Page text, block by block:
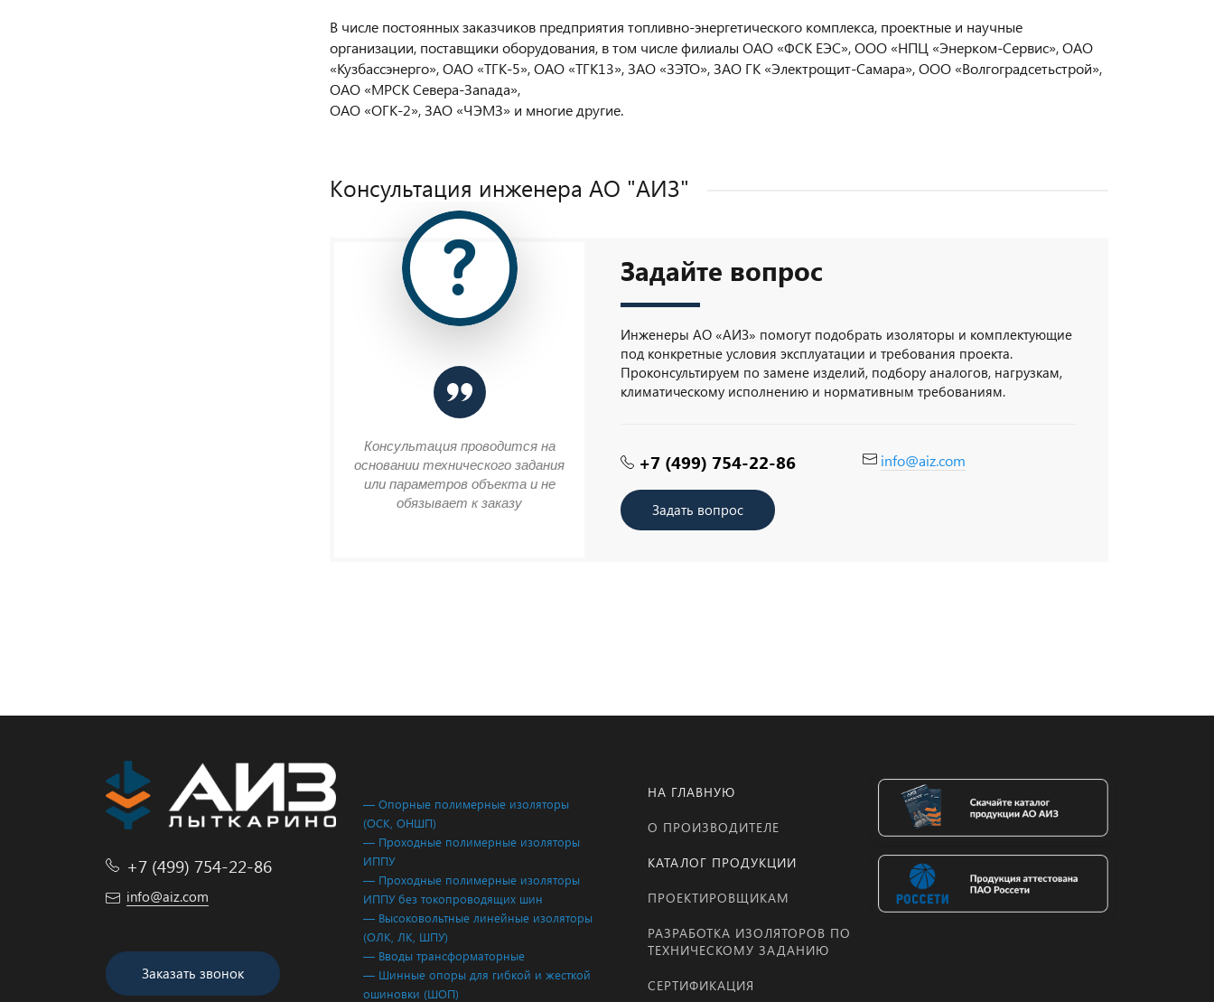
В числе постоянных заказчиков предприятия топливно-энергетического комплекса, проектные и научные
организации, поставщики оборудования, в том числе филиалы ОАО «ФСК ЕЭС», ООО «НПЦ «Энерком-Сервис», ОАО
«Кузбассэнерго», ОАО «ТГК-5», ОАО «ТГК13», ЗАО «ЗЭТО», ЗАО ГК «Электрощит-Самара», ООО «Волгоградсетьстрой»,
ОАО «МРСК Севера-Заnада»,
ОАО «ОГК-2», ЗАО «ЧЭМЗ» и многие другие.
Консультация инженера AO "АИЗ"
Задайте вопрос
Инженеры АО «АИЗ» помогут подобрать изоляторы и комплектующие
под конкретные условия эксплуатации и требования проекта.
Проконсультируем по замене изделий, подбору аналогов, нагрузкам,
климатическому исполнению и нормативным требованиям.
+7 (499) 754-22-86 info@aiz.com
Задать вопрос
Консультация проводится на
основании технического задания
или параметров объекта и не
обязывает к заказу
+7 (499) 754-22-86
info@aiz.com
Заказать звонок
— Опорные полимерные изоляторы
(ОСК, ОНШП)
— Проходные полимерные изоляторы
ИППУ
— Проходные полимерные изоляторы
ИППУ без токопроводящих шин
— Высоковольтные линейные изоляторы
(ОЛК, ЛК, ШПУ)
— Вводы трансформаторные
— Шинные опоры для гибкой и жесткой
ошиновки (ШОП)
НА ГЛАВНУЮ
О ПРОИЗВОДИТЕЛЕ
КАТАЛОГ ПРОДУКЦИИ
ПРОЕКТИРОВЩИКАМ
РАЗРАБОТКА ИЗОЛЯТОРОВ ПО
ТЕХНИЧЕСКОМУ ЗАДАНИЮ
СЕРТИФИКАЦИЯ